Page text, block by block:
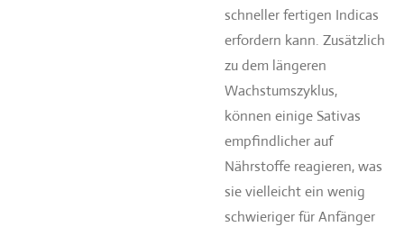
schneller fertigen Indicas
erfordern kann. Zusätzlich
zu dem längeren
Wachstumszyklus,
können einige Sativas
empfindlicher auf
Nährstoffe reagieren, was
sie vielleicht ein wenig
schwieriger für Anfänger